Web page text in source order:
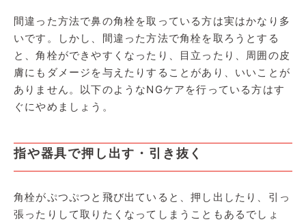
間違った方法で鼻の角栓を取っている方は実はかなり多
いです。しかし、間違った方法で角栓を取ろうとする
と、角栓ができやすくなったり、目立ったり、周囲の皮
膚にもダメージを与えたりすることがあり、いいことが
ありません。以下のようなNGケアを行っている方はす
ぐにやめましょう。
指や器具で押し出す・引き抜く
角栓がぷつぷつと飛び出ていると、押し出したり、引っ
張ったりして取りたくなってしまうこともあるでしょ